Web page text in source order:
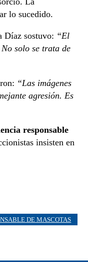
lo sucedido.
Díaz sostuvo: “El
solo se trata de
“Las imágenes
agresión. Es
responsable
insisten en
DE MASCOTAS